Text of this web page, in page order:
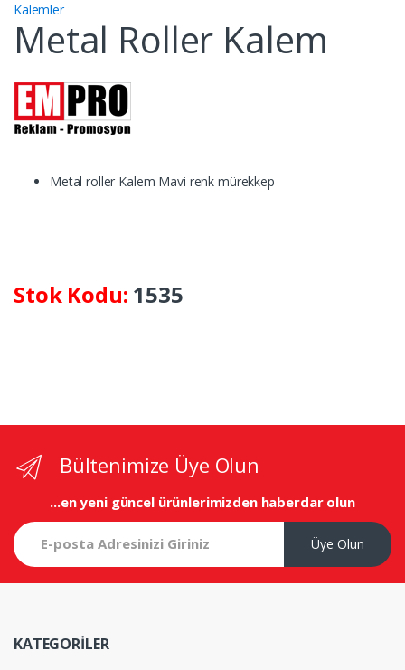
Kalemler
Metal Roller Kalem
Metal roller Kalem Mavi renk mürekkep
Stok Kodu: 1535
Bültenimize Üye Olun
...en yeni güncel ürünlerimizden haberdar olun
Üye Olun
KATEGORİLER